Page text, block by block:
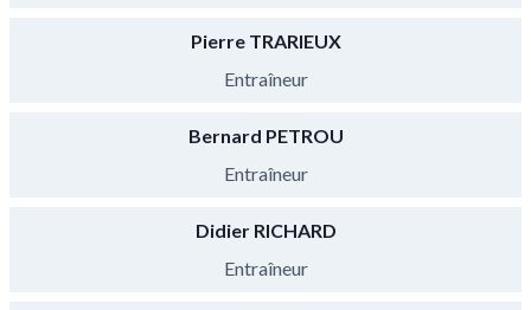
Pierre TRARIEUX
Entraîneur
Bernard PETROU
Entraîneur
Didier RICHARD
Entraîneur